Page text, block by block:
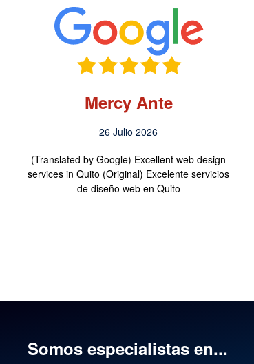
Mercy Ante
26 Julio 2026
(Translated by Google) Excellent web design
services in Quito (Original) Excelente servicios
de diseño web en Quito
Somos especialistas en...